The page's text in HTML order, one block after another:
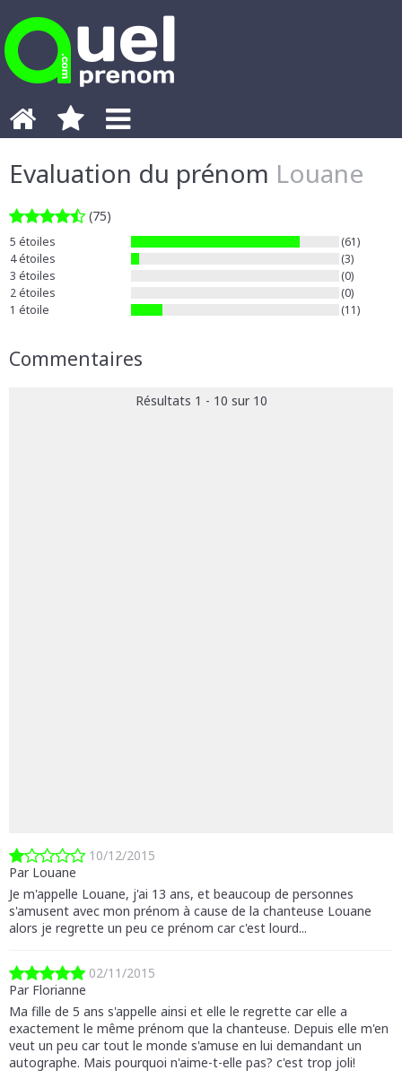
Evaluation du prénom Louane
(75)
5 étoiles
(61)
4 étoiles
(3)
3 étoiles
(0)
2 étoiles
(0)
1 étoile
(11)
Commentaires
Résultats 1 - 10 sur 10
10/12/2015
Par Louane
Je m'appelle Louane, j'ai 13 ans, et beaucoup de personnes
s'amusent avec mon prénom à cause de la chanteuse Louane
alors je regrette un peu ce prénom car c'est lourd...
02/11/2015
Par Florianne
Ma fille de 5 ans s'appelle ainsi et elle le regrette car elle a
exactement le même prénom que la chanteuse. Depuis elle m'en
veut un peu car tout le monde s'amuse en lui demandant un
autographe. Mais pourquoi n'aime-t-elle pas? c'est trop joli!